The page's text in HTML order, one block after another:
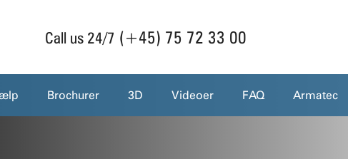
Call us 24/7 (+45) 75 72 33 00
Brochurer 3D Videoer FAQ Armatec